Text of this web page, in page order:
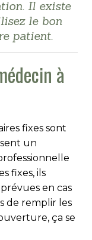
Il existe
le bon
patient.
à
fixes sont
un
fixes, ils
en cas
de remplir les
ça se